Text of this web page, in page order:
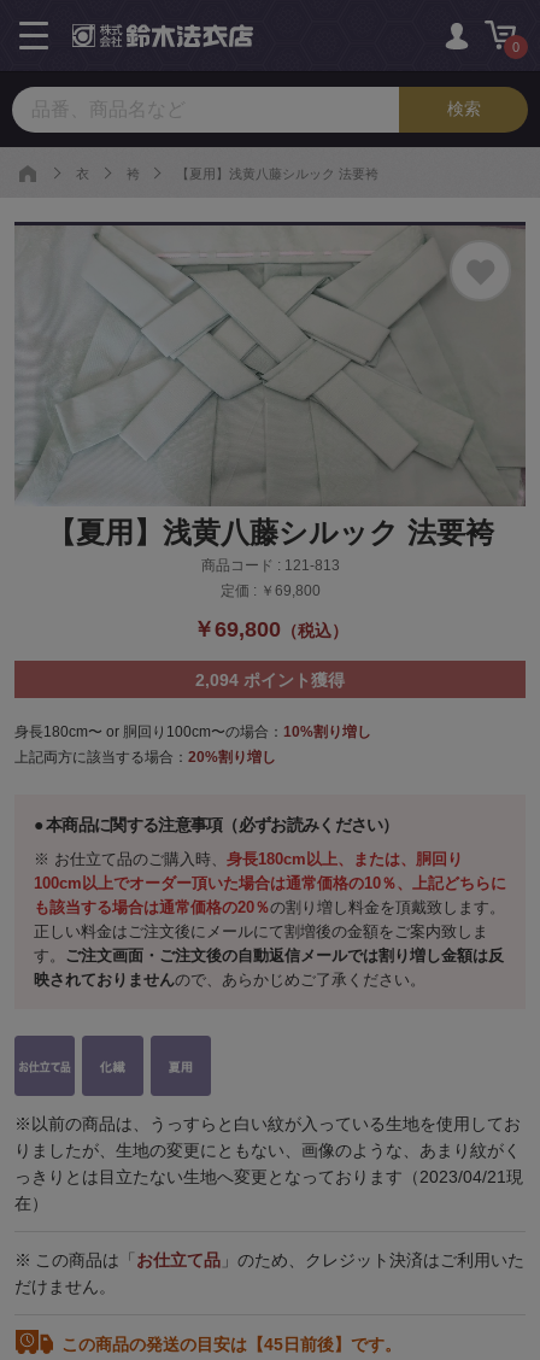
0
toggle
navigation
衣 袴 【夏用】浅黄八藤シルック 法要袴
【夏用】浅黄八藤シルック 法要袴
商品コード : 121-813
定価 : ￥69,800
￥69,800（税込）
2,094 ポイント獲得
身長180cm〜 or 胴回り100cm〜の場合： 10%割り増し
上記両方に該当する場合： 20%割り増し
本商品に関する注意事項（必ずお読みください）
※ お仕立て品のご購入時、 身長180cm以上、または、胴回り
100cm以上でオーダー頂いた場合は通常価格の10％、上記どちらに
も該当する場合は通常価格の20％の割り増し料金を頂戴致します。
正しい料金はご注文後にメールにて割増後の金額をご案内致しま
す。 ご注文画面・ご注文後の自動返信メールでは割り増し金額は反
映されておりませんので、あらかじめご了承ください。
※以前の商品は、うっすらと白い紋が入っている生地を使用してお
りましたが、生地の変更にともない、画像のような、あまり紋がく
っきりとは目立たない生地へ変更となっております（2023/04/21現
在）
この商品は「 お仕立て品」のため、クレジット決済はご利用いた
だけません。
この商品の発送の目安は【45日前後】です。